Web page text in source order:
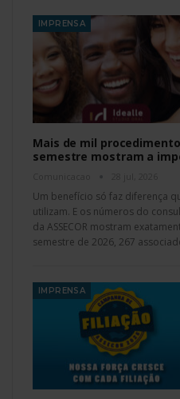
IMPRENSA
Mais de mil
semestre mostram a
Um benefício só faz diferença
utilizam. E os números do
da ASSECOR mostram
semestre de 2026, 267
IMPRENSA